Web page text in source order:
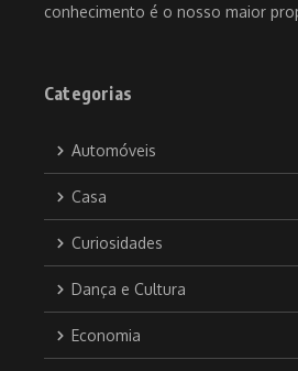
conhecimento é o nosso maior
Categorias
Automóveis
Casa
Curiosidades
Dança e Cultura
Economia